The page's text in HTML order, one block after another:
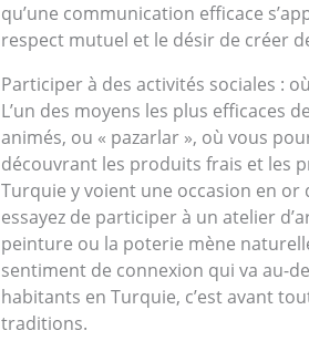
qu’une communication efficace
respect mutuel et le désir de créer
Participer à des activités sociales :
L’un des moyens les plus efficaces
animés, ou « pazarlar », où vous
découvrant les produits frais et les
Turquie y voient une occasion en
essayez de participer à un atelier
peinture ou la poterie mène
sentiment de connexion qui va au-
habitants en Turquie, c’est avant
traditions.